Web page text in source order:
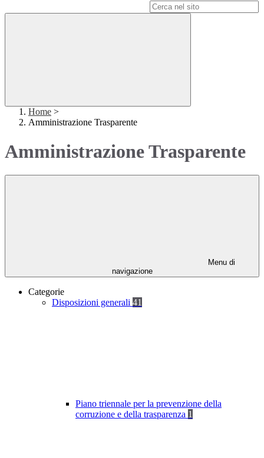
Home >
Amministrazione Trasparente
Amministrazione Trasparente
Menu di
navigazione
Categorie
Disposizioni generali 41
Piano triennale per la prevenzione della
corruzione e della trasparenza 1